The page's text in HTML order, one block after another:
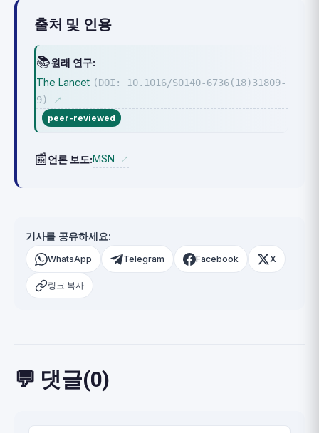
출처 및 인용
📚원래 연구:
The Lancet (DOI: 10.1016/S0140-6736(18)31809-
9)
↗
peer-reviewed
📰언론 보도:MSN ↗
기사를 공유하세요:
WhatsApp Telegram Facebook X
링크 복사
💬 댓글(0)